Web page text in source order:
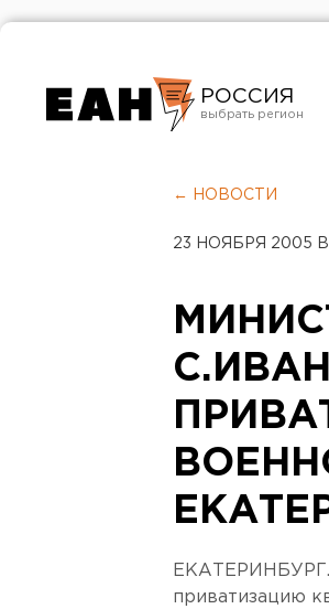
РОССИЯ
Челябинск
← НОВОСТИ
23 НОЯБРЯ 2005 В
ЕКАТЕРИНБУРГ.
приватизацию